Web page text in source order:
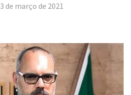
3 de março de 2021